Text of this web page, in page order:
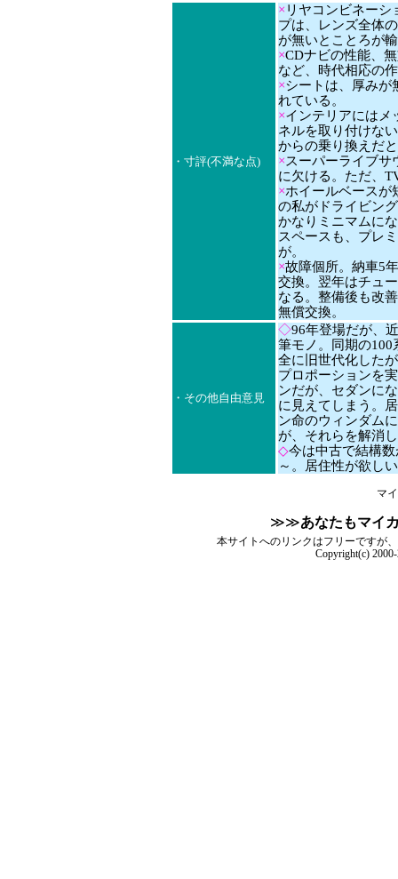
・寸評(不満な点)
× リヤコンビネー
プは、レンズ全体
が無いとことろが
×CDナビの性能、
など、時代相応の
×シートは、厚みが
れている。
×インテリアにはメ
ネルを取り付けな
からの乗り換えだ
×スーパーライブサ
に欠ける。ただ、
×ホイールベースが
の私がドライビン
かなりミニマムに
スペースも、プレ
が。
×故障個所。納車5
交換。翌年はチュ
なる。整備後も改
無償交換。
・その他自由意見
◇96年登場だが、
筆モノ。同期の
全に旧世代化した
プロポーションを
ンだが、セダンに
に見えてしまう。
ン命のウィンダム
が、それらを解消
◇今は中古で結構
～。居住性が欲し
マ
≫≫あなたもマイ
本サイトへのリンクはフリーですが
Copyright(c)